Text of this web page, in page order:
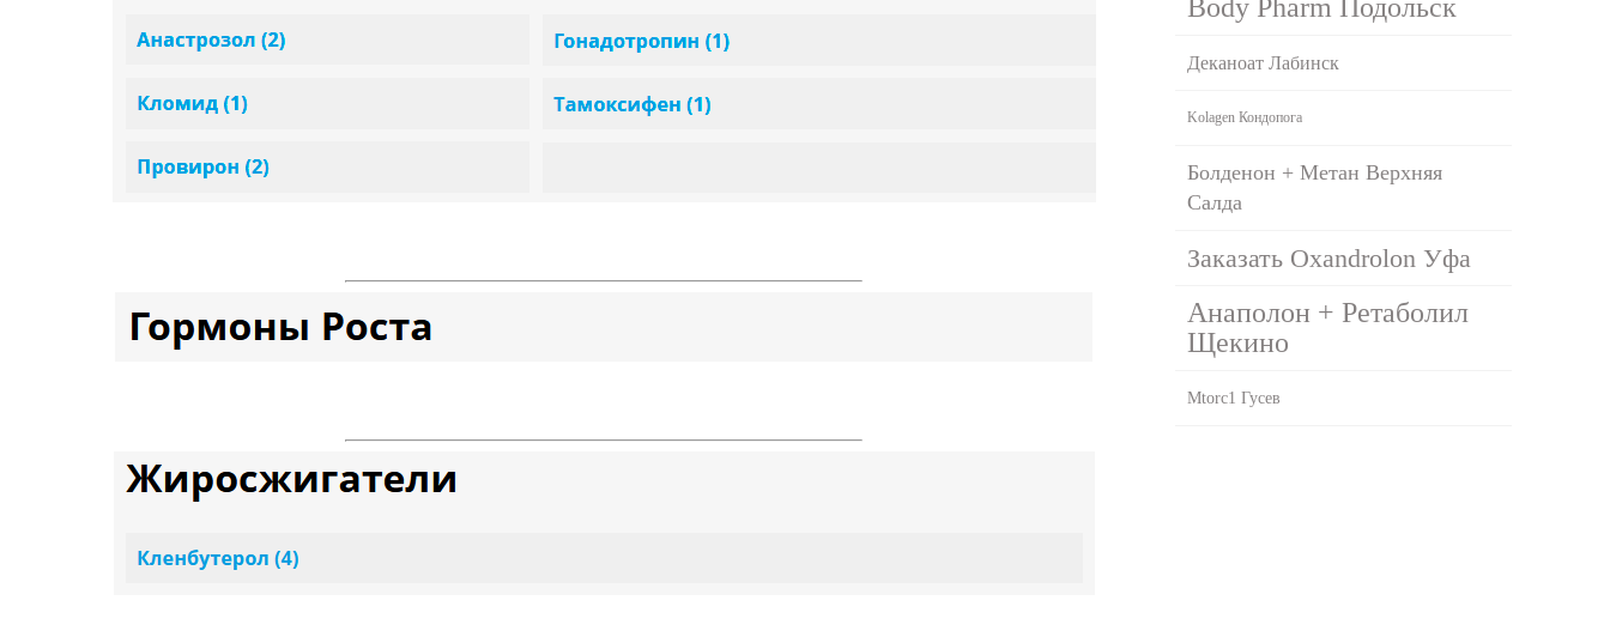
Body Pharm Подольск
Деканоат Лабинск
Kolagen Кондопога
Болденон + Метан Верхняя
Салда
Заказать Oxandrolon Уфа
Анаполон + Ретаболил
Щекино
Mtorc1 Гусев